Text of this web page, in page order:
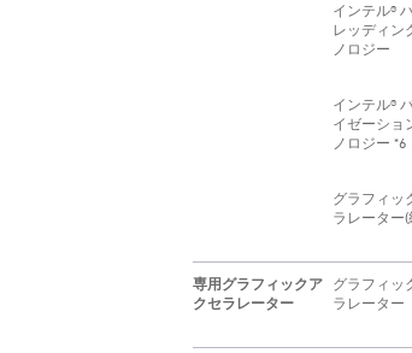
インテル®
レッディン
ノロジー
インテル®
イゼーショ
ノロジー *6
グラフィッ
ラレーター(
専用グラフィックア
クセラレーター
グラフィッ
ラレーター